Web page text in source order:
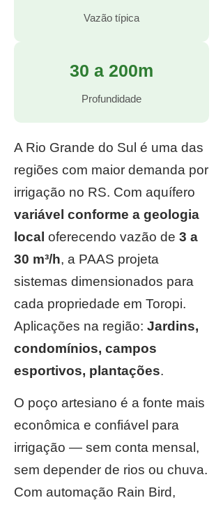
Vazão típica
30 a 200m
Profundidade
A Rio Grande do Sul é uma das
regiões com maior demanda por
irrigação no RS. Com aquífero
variável conforme a geologia
local oferecendo vazão de 3 a
30 m³/h, a PAAS projeta
sistemas dimensionados para
cada propriedade em Toropi.
Aplicações na região: Jardins,
condomínios, campos
esportivos, plantações.
O poço artesiano é a fonte mais
econômica e confiável para
irrigação — sem conta mensal,
sem depender de rios ou chuva.
Com automação Rain Bird,